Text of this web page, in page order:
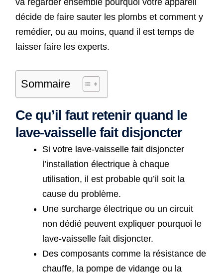
va regarder ensemble pourquoi votre appareil
décide de faire sauter les plombs et comment y
remédier, ou au moins, quand il est temps de
laisser faire les experts.
Sommaire
Ce qu’il faut retenir quand le
lave-vaisselle fait disjoncter
Si votre lave-vaisselle fait disjoncter
l’installation électrique à chaque
utilisation, il est probable qu’il soit la
cause du problème.
Une surcharge électrique ou un circuit
non dédié peuvent expliquer pourquoi le
lave-vaisselle fait disjoncter.
Des composants comme la résistance de
chauffe, la pompe de vidange ou la